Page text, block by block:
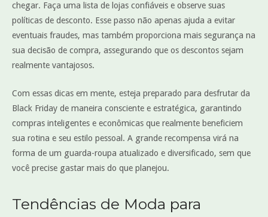
chegar. Faça uma lista de lojas confiáveis e observe suas
políticas de desconto. Esse passo não apenas ajuda a evitar
eventuais fraudes, mas também proporciona mais segurança na
sua decisão de compra, assegurando que os descontos sejam
realmente vantajosos.
Com essas dicas em mente, esteja preparado para desfrutar da
Black Friday de maneira consciente e estratégica, garantindo
compras inteligentes e econômicas que realmente beneficiem
sua rotina e seu estilo pessoal. A grande recompensa virá na
forma de um guarda-roupa atualizado e diversificado, sem que
você precise gastar mais do que planejou.
Tendências de Moda para